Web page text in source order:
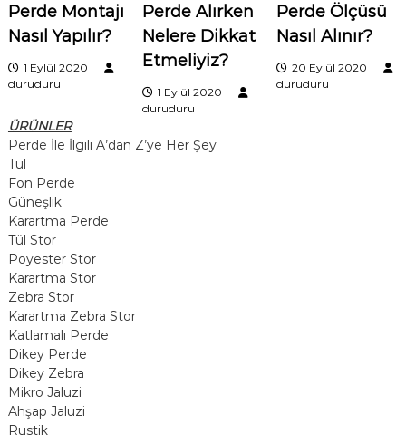
z
i
m
e
s
i
Perde Montajı
Nasıl Yapılır?
1 Eylül 2020
duruduru
Perde Alırken
Nelere Dikkat
Etmeliyiz?
1 Eylül 2020
duruduru
Perde Ölçüsü
Nasıl Alınır?
20 Eylül 2020
duruduru
ÜRÜNLER
Perde İle İlgili A’dan Z’ye Her Şey
Tül
Fon Perde
Güneşlik
Karartma Perde
Tül Stor
Poyester Stor
Karartma Stor
Zebra Stor
Karartma Zebra Stor
Katlamalı Perde
Dikey Perde
Dikey Zebra
Mikro Jaluzi
Ahşap Jaluzi
Rustik